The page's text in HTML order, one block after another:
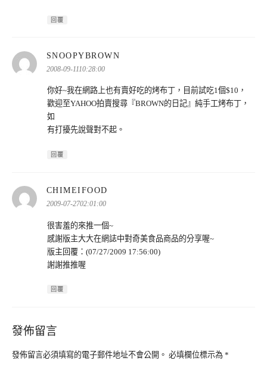
回覆
SNOOPYBROWN
2008-09-1110:28:00
你好~我在網路上也有賣好吃的烤布丁，目前試吃1個$10，
歡迎至YAHOO拍賣搜尋『BROWN的日記』純手工烤布丁，
如
有打擾先說聲對不起。
回覆
CHIMEIFOOD
2009-07-2702:01:00
很害羞的來推一個~
感謝版主大大在網誌中對奇美食品商品的分享喔~
版主回覆：(07/27/2009 17:56:00)
謝謝推推喔
回覆
發佈留言
發佈留言必須填寫的電子郵件地址不會公開。 必填欄位標示為 *